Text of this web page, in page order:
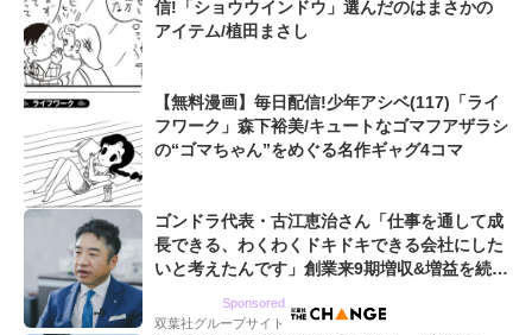
信!「ショウウインドウ」選んだのはまさかの
アイテム/植田まさし
【無料漫画】毎日配信!少年アシベ(117)「ライ
フワーク」森下裕美/キュートなゴマフアザラシ
の“ゴマちゃん”をめぐる名作ギャグ4コマ
ゴンドラ代表・古江恵治さん「仕事を通して成
長できる、わくわくドキドキできる会社にした
いと考えたんです」創業来9期増収&増益を続け
Sponsored
双葉社グループサイト